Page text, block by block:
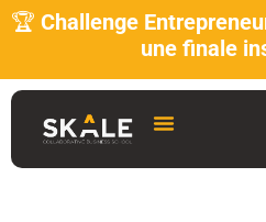
🏆 Challenge
une finale